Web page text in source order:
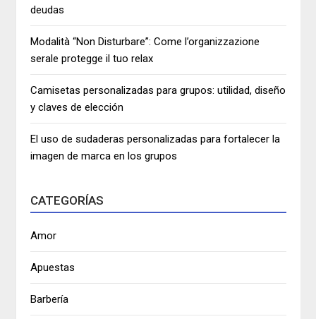
deudas
Modalità “Non Disturbare”: Come l’organizzazione
serale protegge il tuo relax
Camisetas personalizadas para grupos: utilidad, diseño
y claves de elección
El uso de sudaderas personalizadas para fortalecer la
imagen de marca en los grupos
CATEGORÍAS
Amor
Apuestas
Barbería